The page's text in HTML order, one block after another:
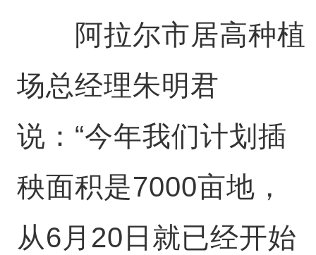
阿拉尔市居高种植
场总经理朱明君
说：“今年我们计划插
秧面积是7000亩地，
从6月20日就已经开始